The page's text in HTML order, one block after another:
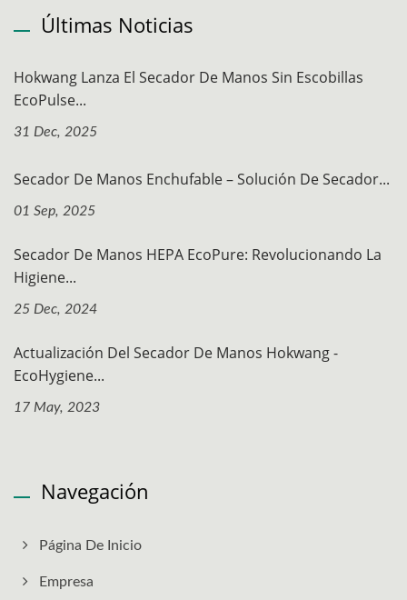
Últimas Noticias
Hokwang Lanza El Secador De Manos Sin Escobillas
EcoPulse...
31 Dec, 2025
Secador De Manos Enchufable – Solución De Secador...
01 Sep, 2025
Secador De Manos HEPA EcoPure: Revolucionando La
Higiene...
25 Dec, 2024
Actualización Del Secador De Manos Hokwang -
EcoHygiene...
17 May, 2023
Navegación
Página De Inicio
Empresa